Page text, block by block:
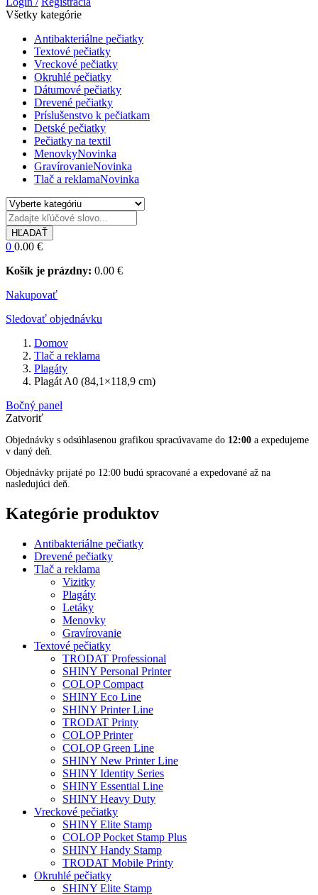
Všetky kategórie
Antibakteriálne pečiatky
Textové pečiatky
Vreckové pečiatky
Okruhlé pečiatky
Dátumové pečiatky
Drevené pečiatky
Príslušenstvo k pečiatkam
Detské pečiatky
Pečiatky na textil
MenovkyNovinka
GravírovanieNovinka
Tlač a reklamaNovinka
HĽADAŤ
0 0.00 €
Košík je prázdny: 0.00 €
Nakupovať
Sledovať objednávku
Domov
Tlač a reklama
Plagáty
Plagát A0 (84,1×118,9 cm)
Bočný panel
Zatvoriť
Objednávky s odsúhlasenou grafikou spracúvavame do 12:00 a expedujeme
v daný deň.
Objednávky prijaté po 12:00 budú spracované a expedované až na
nasledujúci deň.
Kategórie produktov
Antibakteriálne pečiatky
Drevené pečiatky
Tlač a reklama
Vizitky
Plagáty
Letáky
Menovky
Gravírovanie
Textové pečiatky
TRODAT Professional
SHINY Personal Printer
COLOP Compact
SHINY Eco Line
SHINY Printer Line
TRODAT Printy
COLOP Printer
COLOP Green Line
SHINY New Printer Line
SHINY Identity Series
SHINY Essential Line
SHINY Heavy Duty
Vreckové pečiatky
SHINY Elite Stamp
COLOP Pocket Stamp Plus
SHINY Handy Stamp
TRODAT Mobile Printy
Okruhlé pečiatky
SHINY Elite Stamp